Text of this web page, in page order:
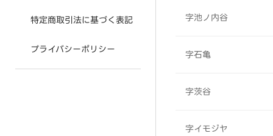
特定商取引法に基づく表記
プライバシーポリシー
字池ノ内谷
字石亀
字茨谷
字イモジヤ